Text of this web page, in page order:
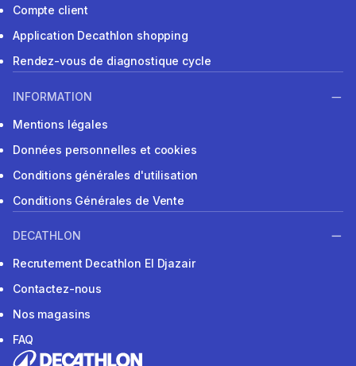
Compte client
Application Decathlon shopping
Rendez-vous de diagnostique cycle
INFORMATION
Mentions légales
Données personnelles et cookies
Conditions générales d'utilisation
Conditions Générales de Vente
DECATHLON
Recrutement Decathlon El Djazair
Contactez-nous
Nos magasins
FAQ